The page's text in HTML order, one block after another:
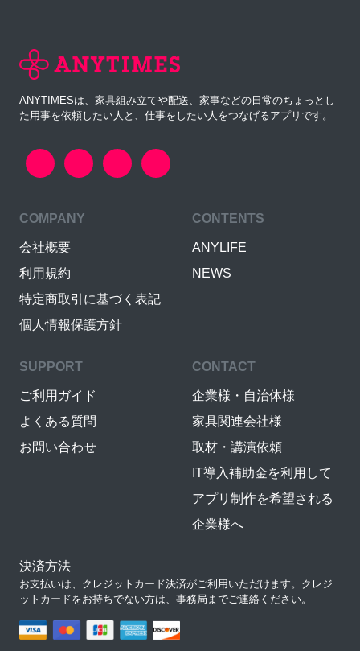
ANYTIMESは、家具組み立てや配送、家事などの日常のちょっとし
た用事を依頼したい人と、仕事をしたい人をつなげるアプリです。
COMPANY
会社概要
利用規約
特定商取引に基づく表記
個人情報保護方針
CONTENTS
ANYLIFE
NEWS
SUPPORT
ご利用ガイド
よくある質問
お問い合わせ
CONTACT
企業様・自治体様
家具関連会社様
取材・講演依頼
IT導入補助金を利用して
アプリ制作を希望される
企業様へ
決済方法
お支払いは、クレジットカード決済がご利用いただけます。クレジ
ットカードをお持ちでない方は、事務局までご連絡ください。